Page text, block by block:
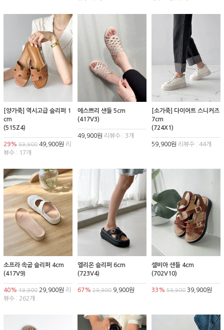
[양가죽] 역시고급 슬리퍼 1
cm
(515Z4)
29% 69,900 49,900원 리
뷰수 : 17개
에스쁘리 샌들 5cm
(417V3)
49,900원 리뷰수 : 3개
[소가죽] 다이어트 스니커즈
7cm
(724X1)
59,900원 리뷰수 : 44개
소프라 속굽 슬리퍼 4cm
(417V9)
40% 49,900 29,900원 리
뷰수 : 262개
엘리온 슬리퍼 6cm
(723V4)
67% 29,9009,900원
셀비아 샌들 4cm
(702V10)
33% 59,90039,900원